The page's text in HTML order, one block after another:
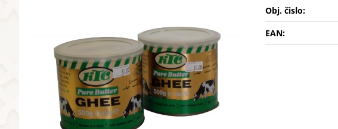
Obj. čislo:
EAN: